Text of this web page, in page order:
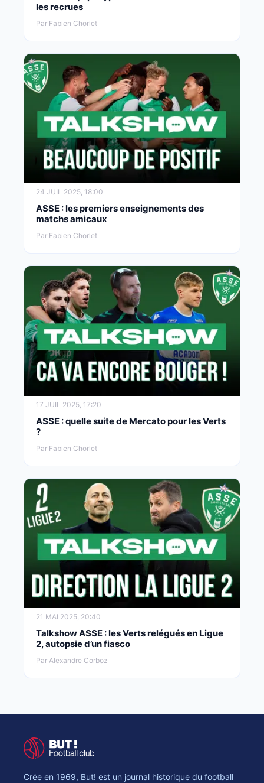
les recrues
Par Fabien Chorlet
24 JUIL 2025, 18:00
ASSE : les premiers enseignements des
matchs amicaux
Par Fabien Chorlet
17 JUIL 2025, 17:20
ASSE : quelle suite de Mercato pour les Verts
?
Par Fabien Chorlet
21 MAI 2025, 20:40
Talkshow ASSE : les Verts relégués en Ligue
2, autopsie d’un fiasco
Par Alexandre Corboz
Crée en 1969, But! est un journal historique du football